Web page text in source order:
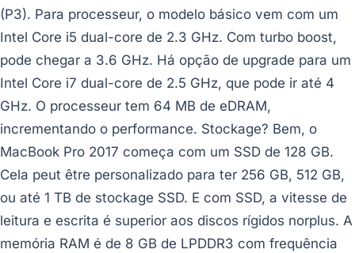
(P3). Para processeur, o modelo básico vem com um
Intel Core i5 dual-core de 2.3 GHz. Com turbo boost,
pode chegar a 3.6 GHz. Há opção de upgrade para um
Intel Core i7 dual-core de 2.5 GHz, que pode ir até 4
GHz. O processeur tem 64 MB de eDRAM,
incrementando o performance. Stockage? Bem, o
MacBook Pro 2017 começa com um SSD de 128 GB.
Cela peut être personalizado para ter 256 GB, 512 GB,
ou até 1 TB de stockage SSD. E com SSD, a vitesse de
leitura e escrita é superior aos discos rígidos norplus. A
memória RAM é de 8 GB de LPDDR3 com frequência